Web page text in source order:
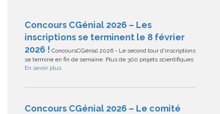
Concours CGénial 2026 – Les
inscriptions se terminent le 8 février
2026 ! ConcoursCGénial 2026 - Le second tour d'inscriptions
se termine en fin de semaine. Plus de 300 projets scientifiques
En savoir plus
Concours CGénial 2026 – Le comité